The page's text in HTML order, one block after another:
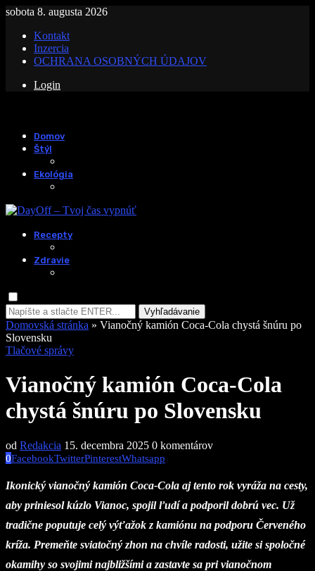
sobota 8. augusta 2026
Kontakt
Inzercia
OCHRANA OSOBNÝCH ÚDAJOV
Login
Domov
Štýl
Ekológia
Recepty
Zdravie
Vyhľadávanie
Domovská stránka » Vianočný kamión Coca-Cola chystá šnúru po
Slovensku
Tlačové správy
Vianočný kamión Coca-Cola
chystá šnúru po Slovensku
od Redakcia 15. decembra 2025 0 komentárov
0FacebookTwitterPinterestWhatsapp
Ikonický vianočný kamión Coca-Cola aj tento rok vyráža na cesty,
aby priniesol kúzlo Vianoc, spojil ľudí a podporil dobrú vec. Už
tradične poputuje celý výťažok z kamiónu na podporu Červeného
kríža. Premeňte sviatočný zhon na chvíle radosti, užite si spoločné
okamihy so svojimi najbližšími a zastavte sa pri vianočnom